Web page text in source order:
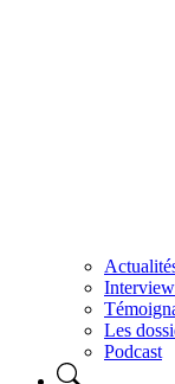
Les
Podcast